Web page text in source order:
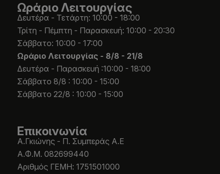
Ωράριο Λειτουργίας
Δευτέρα - Τετάρτη: 10:00 - 18:00
Τρίτη - Πέμπτη - Παρασκευή: 10:00 - 20:30
Σάββατο: 10:00 - 17:00
Ωράριο Λειτουργίας - 8/8 - 21/8
Δευτέρα - Παρασκευή :10:00 - 18:00
Σάββατο 8/8 : 10:00 - 15:00
Σάββατο 22/8 : 10:00 - 15:00
Επικοινωνία
Α.Γκιώνης - Π. Συμπεράς Α.Ε
Α.Φ.Μ. 082699440
Aριθμός ΓΕΜΗ: 1751501000